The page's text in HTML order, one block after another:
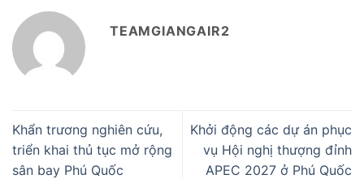
TEAMGIANGAIR2
Khẩn trương nghiên cứu,
triển khai thủ tục mở rộng
sân bay Phú Quốc
Khởi động các dự án phục
vụ Hội nghị thượng đỉnh
APEC 2027 ở Phú Quốc